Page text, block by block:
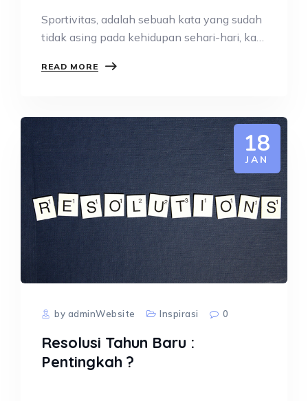
Sportivitas, adalah sebuah kata yang sudah
tidak asing pada kehidupan sehari-hari, kata
READ MORE
18
JAN
by adminWebsite Inspirasi 0
Resolusi Tahun Baru :
Pentingkah ?